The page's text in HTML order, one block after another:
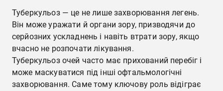
Туберкульоз — це не лише захворювання легень.
Він може уражати й органи зору, призводячи до
серйозних ускладнень і навіть втрати зору, якщо
вчасно не розпочати лікування.
Туберкульоз очей часто має прихований перебіг і
може маскуватися під інші офтальмологічні
захворювання. Саме тому ключову роль відіграє